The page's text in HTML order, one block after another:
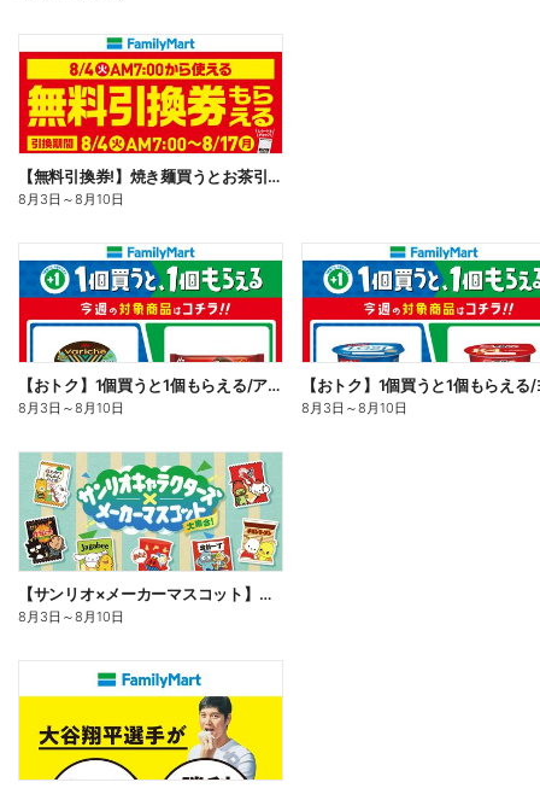
【無料引換券!】焼き麺買うとお茶引換券貰える!
8月3日 ～8月10日
【おトク】1個買うと1個もらえる/アイス
8月3日 ～8月10日 8月3日 ～8月10日
【サンリオ×メーカーマスコット】オリジナルグッズ貰える!
8月3日 ～8月10日